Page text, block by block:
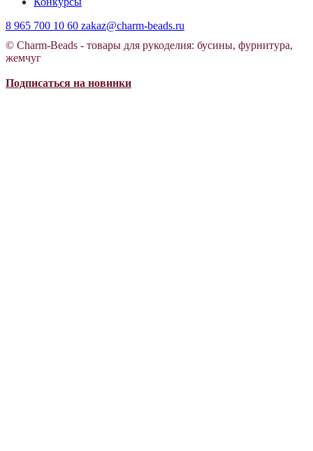
8 965 700 10 60 zakaz@charm-beads.ru
© Charm-Beads - товары для рукоделия: бусины, фурнитура,
жемчуг
Подписаться на новинки